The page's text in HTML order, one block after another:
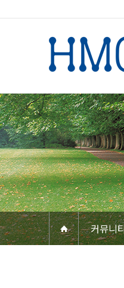
커뮤니